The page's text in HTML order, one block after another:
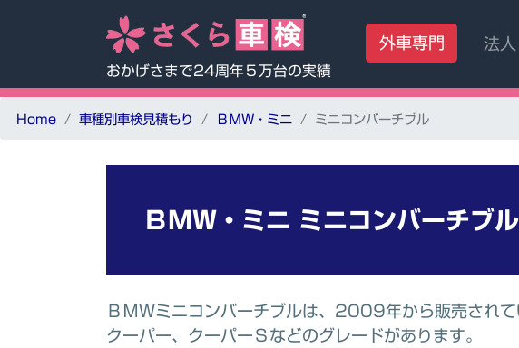
おかげさまで24周年５万台の実績
外車専門 法
Home 車種別車検見積もり ＢＭＷ・ミニ ミニコンバーチブル
ＢＭＷ・ミニ ミニコンバーチブル
ＢＭＷミニコンバーチブルは、2009年から販売され
クーパー、クーパーＳなどのグレードがあります。